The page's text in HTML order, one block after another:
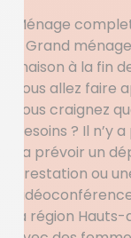
Ménage
? Grand
maison à la fin
vous allez faire
vous craignez
besoins ? Il
va prévoir un
prestation ou
la région